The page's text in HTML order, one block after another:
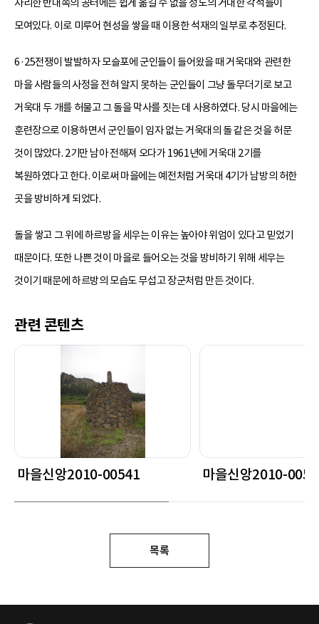
자리한 반대쪽의 공터에는 쉽게 옮길 수 없을 정도의 거대한 각석들이
모여있다. 이로 미루어 현성을 쌓을 때 이용한 석재의 일부로 추정된다.
6·25전쟁이 발발하자 모슬포에 군인들이 들어왔을 때 거욱대와 관련한
마을 사람들의 사정을 전혀 알지 못하는 군인들이 그냥 돌무더기로 보고
거욱대 두 개를 허물고 그 돌을 막사를 짓는 데 사용하였다. 당시 마을에는
훈련장으로 이용하면서 군인들이 임자 없는 거욱대의 돌 같은 것을 허문
것이 많았다. 2기만 남아 전해져 오다가 1961년에 거욱대 2기를
복원하였다고 한다. 이로써 마을에는 예전처럼 거욱대 4기가 남방의 허한
곳을 방비하게 되었다.
돌을 쌓고 그 위에 하르방을 세우는 이유는 높아야 위엄이 있다고 믿었기
때문이다. 또한 나쁜 것이 마을로 들어오는 것을 방비하기 위해 세우는
것이기 때문에 하르방의 모습도 무섭고 장군처럼 만든 것이다.
관련 콘텐츠
마을신앙2010-00541 마을신앙2010-
목록